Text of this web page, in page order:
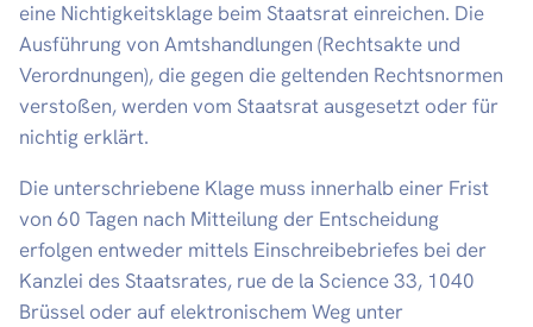
eine Nichtigkeitsklage beim Staatsrat einreichen. Die
Ausführung von Amtshandlungen (Rechtsakte und
Verordnungen), die gegen die geltenden Rechtsnormen
verstoßen, werden vom Staatsrat ausgesetzt oder für
nichtig erklärt.
Die unterschriebene Klage muss innerhalb einer Frist
von 60 Tagen nach Mitteilung der Entscheidung
erfolgen entweder mittels Einschreibebriefes bei der
Kanzlei des Staatsrates, rue de la Science 33, 1040
Brüssel oder auf elektronischem Weg unter